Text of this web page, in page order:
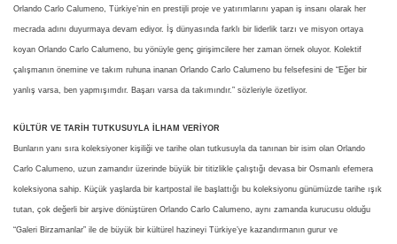
Orlando Carlo Calumeno, Türkiye’nin en prestijli proje ve yatırımlarını yapan iş insanı olarak her
mecrada adını duyurmaya devam ediyor. İş dünyasında farklı bir liderlik tarzı ve misyon ortaya
koyan Orlando Carlo Calumeno, bu yönüyle genç girişimcilere her zaman örnek oluyor. Kolektif
çalışmanın önemine ve takım ruhuna inanan Orlando Carlo Calumeno bu felsefesini de “Eğer bir
yanlış varsa, ben yapmışımdır. Başarı varsa da takımındır.” sözleriyle özetliyor.
KÜLTÜR VE TARİH TUTKUSUYLA İLHAM VERİYOR
Bunların yanı sıra koleksiyoner kişiliği ve tarihe olan tutkusuyla da tanınan bir isim olan Orlando
Carlo Calumeno, uzun zamandır üzerinde büyük bir titizlikle çalıştığı devasa bir Osmanlı efemera
koleksiyona sahip. Küçük yaşlarda bir kartpostal ile başlattığı bu koleksiyonu günümüzde tarihe ışık
tutan, çok değerli bir arşive dönüştüren Orlando Carlo Calumeno, aynı zamanda kurucusu olduğu
“Galeri Birzamanlar” ile de büyük bir kültürel hazineyi Türkiye’ye kazandırmanın gurur ve